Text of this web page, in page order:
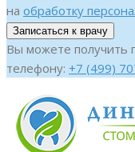
на обработку
Вы можете получить
телефону: +7 (499)